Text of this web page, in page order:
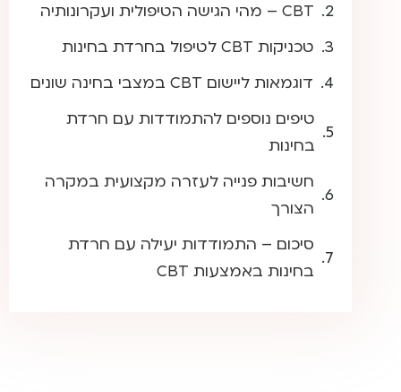
CBT – מהי הגישה הטיפולית ועקרונותיה
טכניקות CBT לטיפול בחרדת בחינות
דוגמאות ליישום CBT במצבי בחינה שונים
טיפים נוספים להתמודדות עם חרדת
בחינות
חשיבות פנייה לעזרה מקצועית במקרה
הצורך
סיכום – התמודדות יעילה עם חרדת
בחינות באמצעות CBT